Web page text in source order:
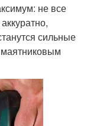
не все
сильные